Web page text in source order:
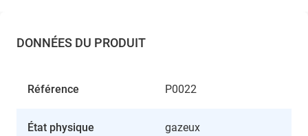
DONNÉES DU PRODUIT
Référence P0022
État physique gazeux